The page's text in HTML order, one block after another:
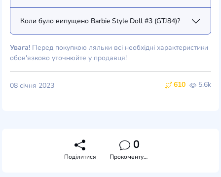
Коли було випущено Barbie Style Doll #3 (GTJ84)?
Увага! Перед покупкою ляльки всі необхідні характеристики
обов'язково уточнюйте у продавця!
610 5.6k
08 січня 2023
Поділитися
0
Прокоментувати